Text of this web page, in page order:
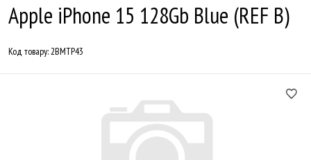
Apple iPhone 15 128Gb Blue (REF B)
Код товару:2BMTP43